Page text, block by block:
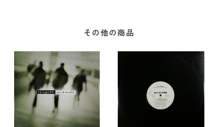
その他の商品